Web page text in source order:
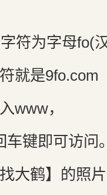
符为字母fo(
就是9fo.com
www，
车键即可访问
大鹤】的照片